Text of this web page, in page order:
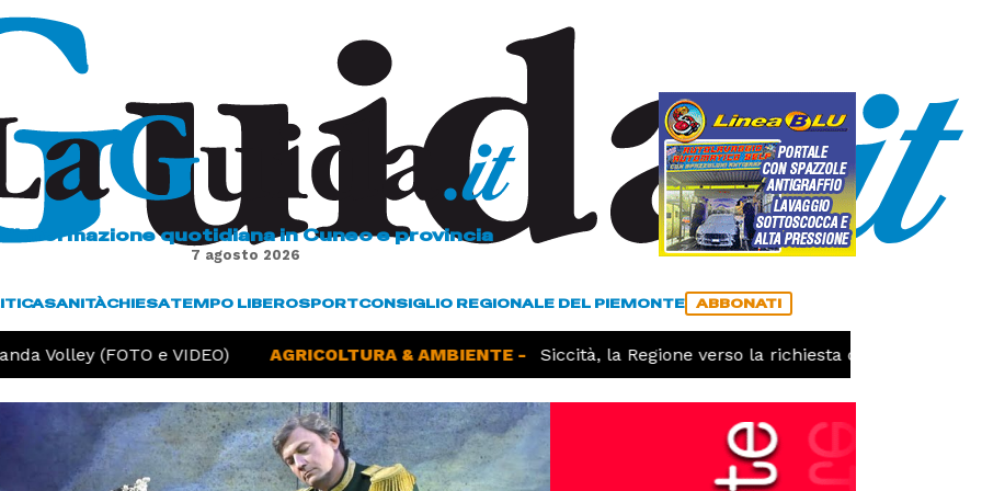
L'informazione quotidiana in Cuneo e provincia
7 agosto 2026
SANITÀCHIESATEMPO LIBEROSPORTCONSIGLIO REGIONALE DEL PIEMONTE ABBONATI
Volley (FOTO e VIDEO) AGRICOLTURA & AMBIENTE - Siccità, la Regione verso la richiesta dello stato di